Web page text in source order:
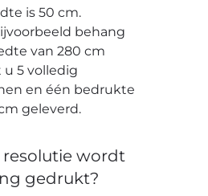
is 50 cm.
behang
van 280 cm
5 volledig
en één bedrukte
geleverd.
resolutie wordt
gedrukt?